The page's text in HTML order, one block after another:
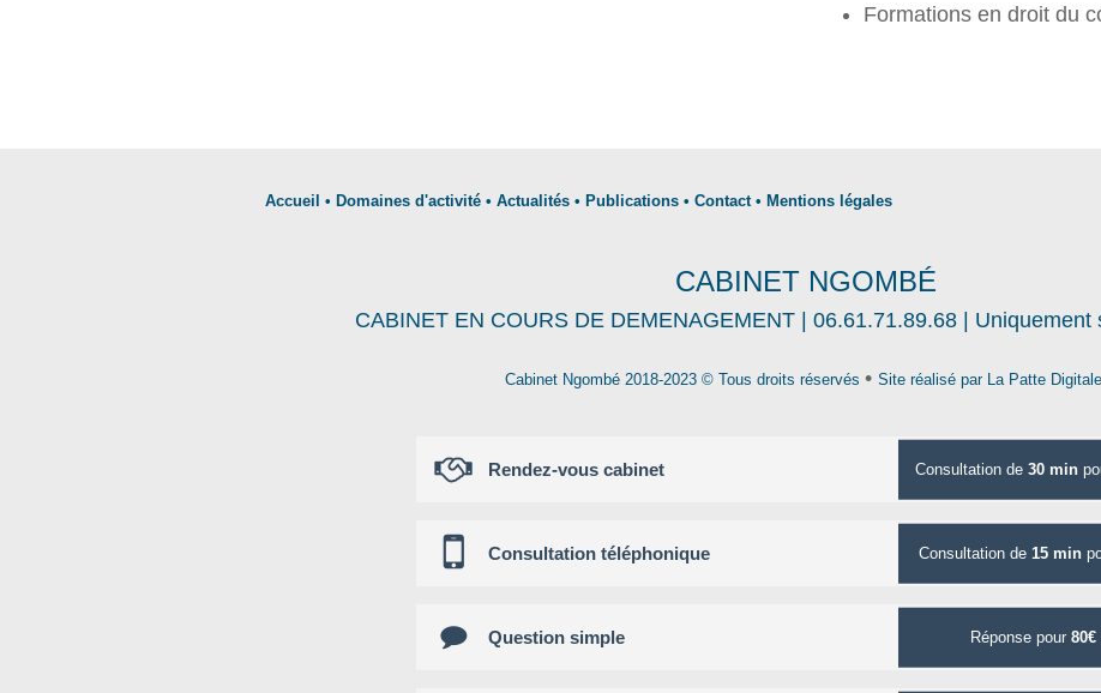
Formations en droit du
Accueil •Domaines d'activité • Actualités •Publications •Contact •Mentions légales
CABINET NGOMBÉ
CABINET EN COURS DE DEMENAGEMENT | 06.61.71.89.68 | Uniquement
Cabinet Ngombé 2018-2023 © Tous droits réservés • Site réalisé par La Patte Digitale
Rendez-vous cabinet Consultation de 30 min
Consultation téléphonique Consultation de 15 min
Question simple Réponse pour 80€